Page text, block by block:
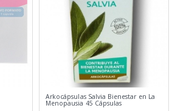
Arkocápsulas Salvia Bienestar en La
Menopausia 45 Cápsulas